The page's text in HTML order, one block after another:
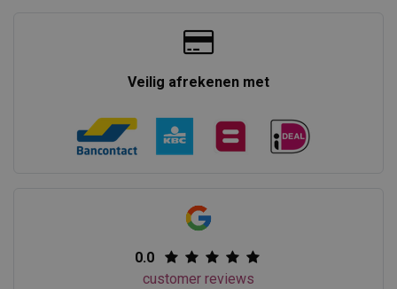
Veilig afrekenen met
0.0
customer reviews